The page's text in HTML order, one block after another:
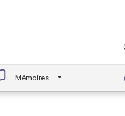
Mémoires